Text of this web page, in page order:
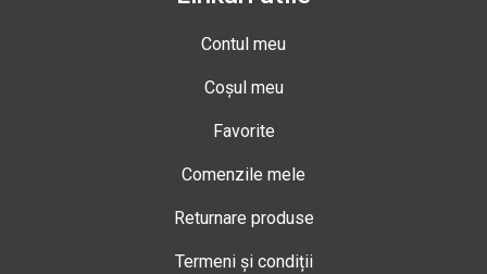
Contul meu
Coșul meu
Favorite
Comenzile mele
Returnare produse
Termeni și condiții